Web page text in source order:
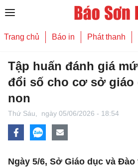
Trang chủ Báo in Phát thanh
Tập huấn đánh giá
đổi số cho cơ sở giáo
non
Thứ Sáu, ngày 05/06/2026 - 18:54
Ngày 5/6, Sở Giáo dục và